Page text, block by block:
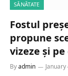
SĂNĂTATE
Fostul
propune
vizeze și
Byadmin